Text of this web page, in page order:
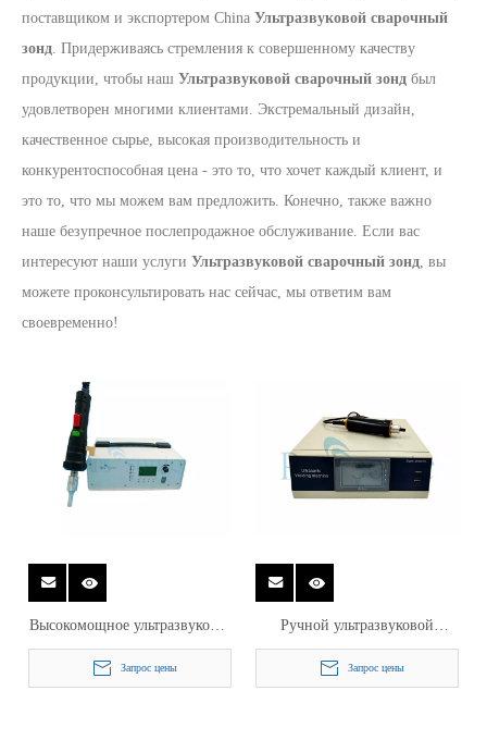
поставщиком и экспортером China Ультразвуковой сварочный
зонд. Придерживаясь стремления к совершенному качеству
продукции, чтобы наш Ультразвуковой сварочный зонд был
удовлетворен многими клиентами. Экстремальный дизайн,
качественное сырье, высокая производительность и
конкурентоспособная цена - это то, что хочет каждый клиент, и
это то, что мы можем вам предложить. Конечно, также важно
наше безупречное послепродажное обслуживание. Если вас
интересуют наши услуги Ультразвуковой сварочный зонд, вы
можете проконсультировать нас сейчас, мы ответим вам
своевременно!
Высокомощное ультразвуковое
оборудование для точечной
сварки с переключаемым
Запрос цены
Ручной ультразвуковой
аппарат точечной сварки для
оборудования для сварки
Запрос цены